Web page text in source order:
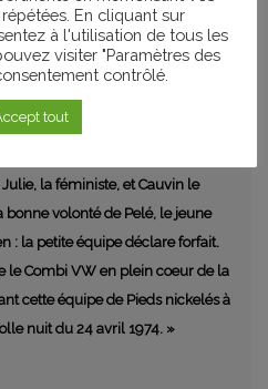
la radio sont envoyés au Portugal
suisse dans ce pays. Bob,
les accompagne à bord de son
la féministe, et Cauvin le
volonté de Pelé, le jeune
: la petite équipe déclare forfait.
le Combi VW en plein coeur de la
cette équipe de Pieds nickelés à
nuit du 24 avril 1974. »
En cliquant sur
à l'utilisation de tous les
visiter "Paramètres des
contrôlé.
tout